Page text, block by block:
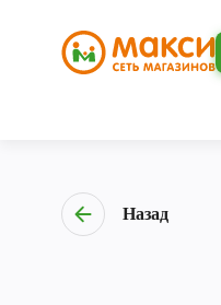
Назад